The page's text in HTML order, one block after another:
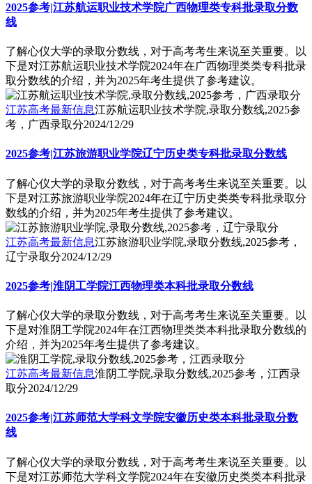
2025参考|江苏航运职业技术学院广西物理类专科批录取分数
线
了解心仪大学的录取分数线，对于高考考生来说至关重要。以
下是对江苏航运职业技术学院2024年在广西物理类类专科批录
取分数线的介绍，并为2025年考生提供了参考建议。
江苏高考最新信息江苏航运职业技术学院,录取分数线,2025参
考，广西录取分2024/12/29
2025参考|江苏旅游职业学院辽宁历史类专科批录取分数线
了解心仪大学的录取分数线，对于高考考生来说至关重要。以
下是对江苏旅游职业学院2024年在辽宁历史类类专科批录取分
数线的介绍，并为2025年考生提供了参考建议。
江苏高考最新信息江苏旅游职业学院,录取分数线,2025参考，
辽宁录取分2024/12/29
2025参考|淮阴工学院江西物理类本科批录取分数线
了解心仪大学的录取分数线，对于高考考生来说至关重要。以
下是对淮阴工学院2024年在江西物理类类本科批录取分数线的
介绍，并为2025年考生提供了参考建议。
江苏高考最新信息淮阴工学院,录取分数线,2025参考，江西录
取分2024/12/29
2025参考|江苏师范大学科文学院安徽历史类本科批录取分数
线
了解心仪大学的录取分数线，对于高考考生来说至关重要。以
下是对江苏师范大学科文学院2024年在安徽历史类类本科批录